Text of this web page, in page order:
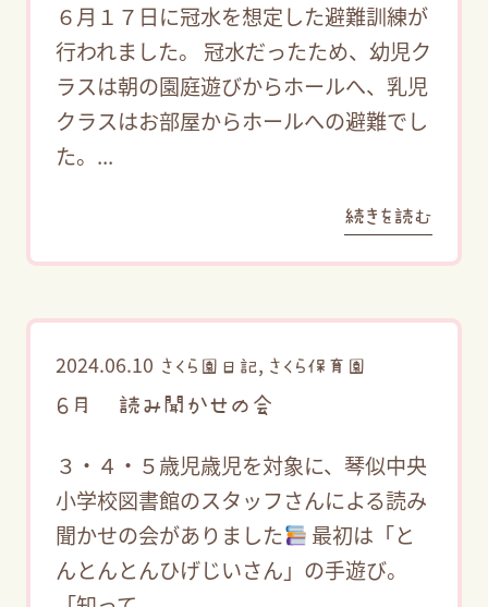
６月１７日に冠水を想定した避難訓練が
行われました。 冠水だったため、幼児ク
ラスは朝の園庭遊びからホールへ、乳児
クラスはお部屋からホールへの避難でし
た。...
続きを読む
2024.06.10 さくら園日記, さくら保育園
６月 読み聞かせの会
３・４・５歳児歳児を対象に、琴似中央
小学校図書館のスタッフさんによる読み
聞かせの会がありました
最初は「と
んとんとんひげじいさん」の手遊び。